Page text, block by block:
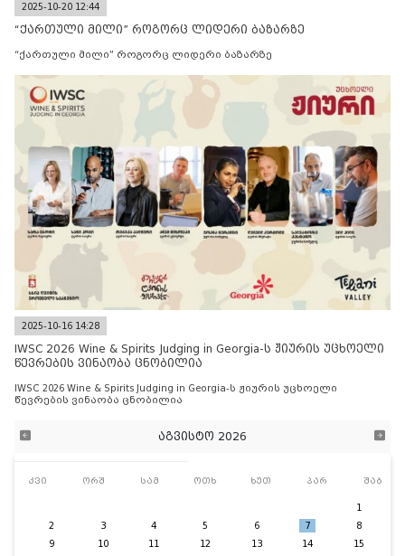
2025-10-20 12:44
“ქართული მილი” როგორც ლიდერი ბაზარზე
“ქართული მილი” როგორც ლიდერი ბაზარზე
2025-10-16 14:28
IWSC 2026 Wine & Spirits Judging in Georgia-ს ჟიურის უცხოელი
წევრების ვინაობა ცნობილია
IWSC 2026 Wine & Spirits Judging in Georgia-ს ჟიურის უცხოელი
წევრების ვინაობა ცნობილია
აგვისტო 2026
კვი ორშ სამ ოთხ ხუთ პარ შაბ
1
2
3 4 5 6 7
8
9
10 11 12 13 14
15